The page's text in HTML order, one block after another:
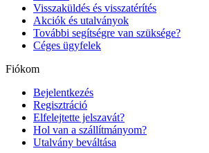
Visszaküldés és visszatérítés
Akciók és utalványok
További segítségre van szüksége?
Céges ügyfelek
Fiókom
Bejelentkezés
Regisztráció
Elfelejtette jelszavát?
Hol van a szállítmányom?
Utalvány beváltása